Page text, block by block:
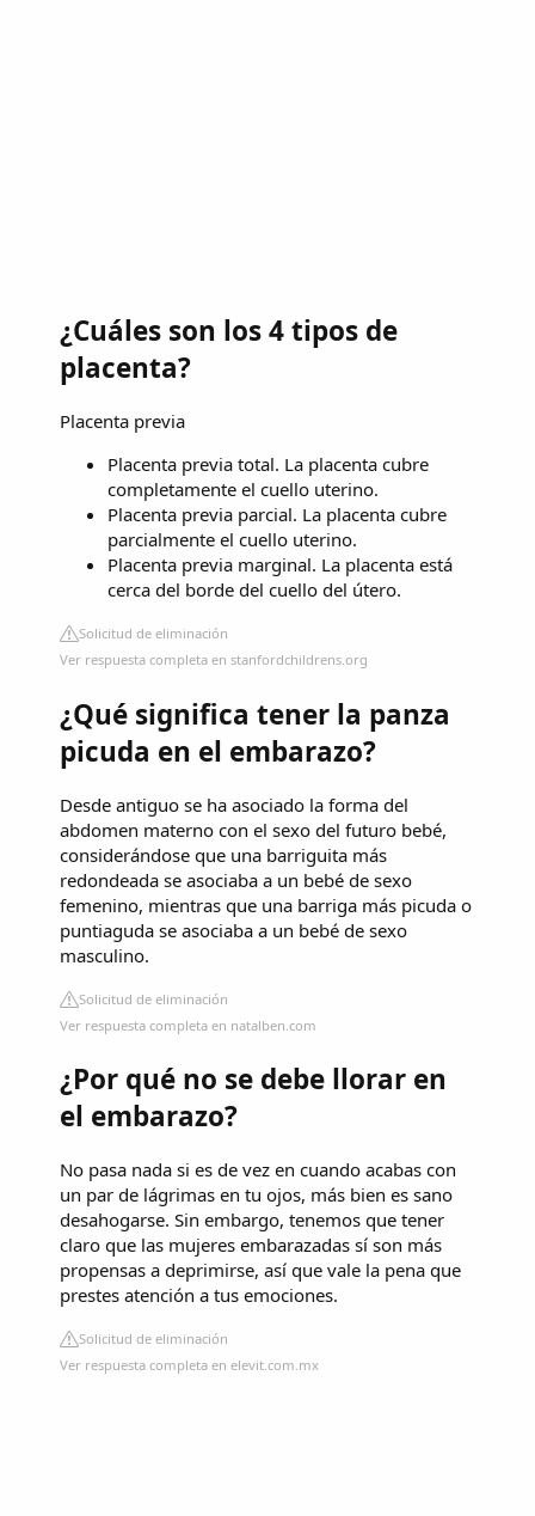
¿Cuáles son los 4 tipos de
placenta?
Placenta previa
Placenta previa total. La placenta cubre
completamente el cuello uterino.
Placenta previa parcial. La placenta cubre
parcialmente el cuello uterino.
Placenta previa marginal. La placenta está
cerca del borde del cuello del útero.
Solicitud de eliminación
Ver respuesta completa en stanfordchildrens.org
¿Qué significa tener la panza
picuda en el embarazo?
Desde antiguo se ha asociado la forma del
abdomen materno con el sexo del futuro bebé,
considerándose que una barriguita más
redondeada se asociaba a un bebé de sexo
femenino, mientras que una barriga más picuda o
puntiaguda se asociaba a un bebé de sexo
masculino.
Solicitud de eliminación
Ver respuesta completa en natalben.com
¿Por qué no se debe llorar en
el embarazo?
No pasa nada si es de vez en cuando acabas con
un par de lágrimas en tu ojos, más bien es sano
desahogarse. Sin embargo, tenemos que tener
claro que las mujeres embarazadas sí son más
propensas a deprimirse, así que vale la pena que
prestes atención a tus emociones.
Solicitud de eliminación
Ver respuesta completa en elevit.com.mx